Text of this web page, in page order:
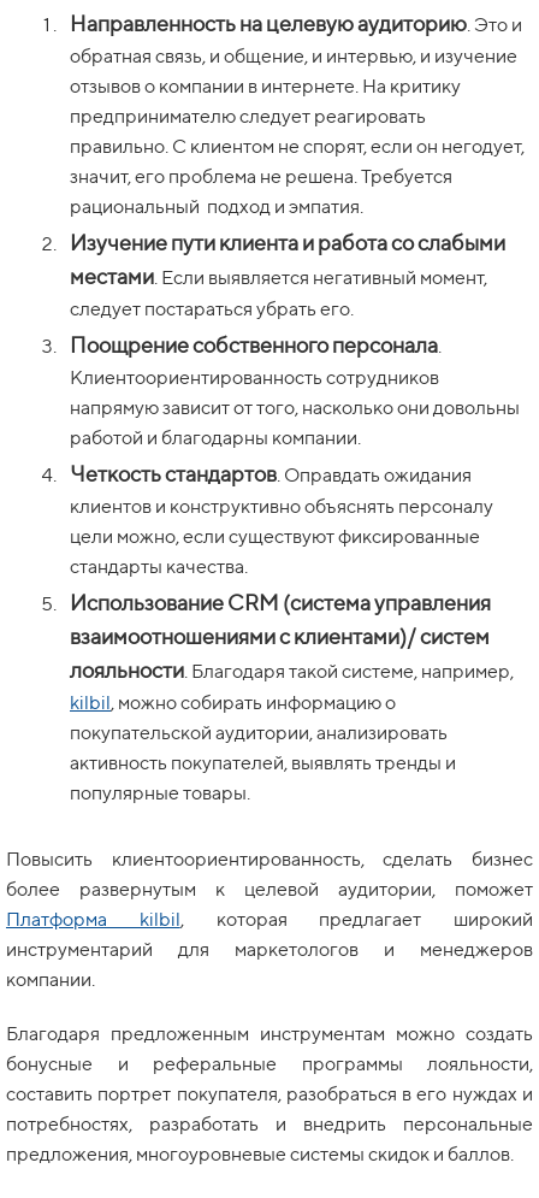
Направленность на целевую аудиторию. Это и
обратная связь, и общение, и интервью, и изучение
отзывов о компании в интернете. На критику
предпринимателю следует реагировать
правильно. С клиентом не спорят, если он негодует,
значит, его проблема не решена. Требуется
рациональный подход и эмпатия.
Изучение пути клиента и работа со слабыми
местами. Если выявляется негативный момент,
следует постараться убрать его.
Поощрение собственного персонала.
Клиентоориентированность сотрудников
напрямую зависит от того, насколько они довольны
работой и благодарны компании.
Четкость стандартов. Оправдать ожидания
клиентов и конструктивно объяснять персоналу
цели можно, если существуют фиксированные
стандарты качества.
Использование CRM (система управления
взаимоотношениями с клиентами)/ систем
лояльности. Благодаря такой системе, например,
kilbil, можно собирать информацию о
покупательской аудитории, анализировать
активность покупателей, выявлять тренды и
популярные товары.
Повысить клиентоориентированность, сделать бизнес
более развернутым к целевой аудитории, поможет
Платформа kilbil, которая предлагает широкий
инструментарий для маркетологов и менеджеров
компании.
Благодаря предложенным инструментам можно создать
бонусные и реферальные программы лояльности,
составить портрет покупателя, разобраться в его нуждах и
потребностях, разработать и внедрить персональные
предложения, многоуровневые системы скидок и баллов.